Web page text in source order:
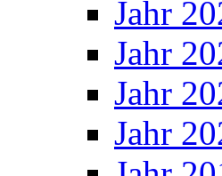
Jahr
Jahr
Jahr
Jahr